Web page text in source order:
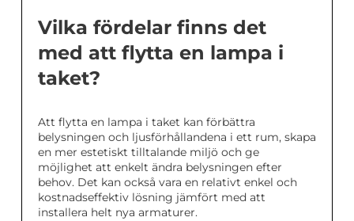
Vilka fördelar finns det
med att flytta en lampa i
taket?
Att flytta en lampa i taket kan förbättra
belysningen och ljusförhållandena i ett rum, skapa
en mer estetiskt tilltalande miljö och ge
möjlighet att enkelt ändra belysningen efter
behov. Det kan också vara en relativt enkel och
kostnadseffektiv lösning jämfört med att
installera helt nya armaturer.